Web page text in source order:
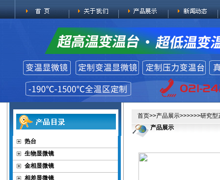
热台
生物显微镜
金相显微镜
相差显微镜
首页>>产品展示>>>>>>研究型
产品展示